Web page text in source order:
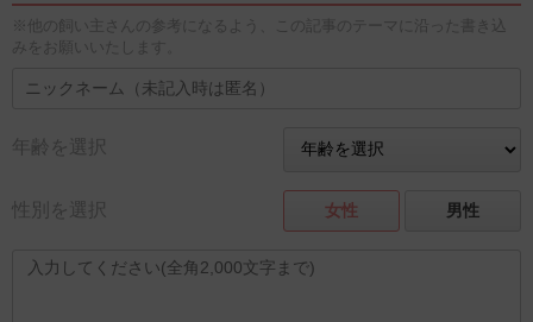
※他の飼い主さんの参考になるよう、この記事のテーマに沿った書き込
みをお願いいたします。
年齢を選択
性別を選択 女性 男性